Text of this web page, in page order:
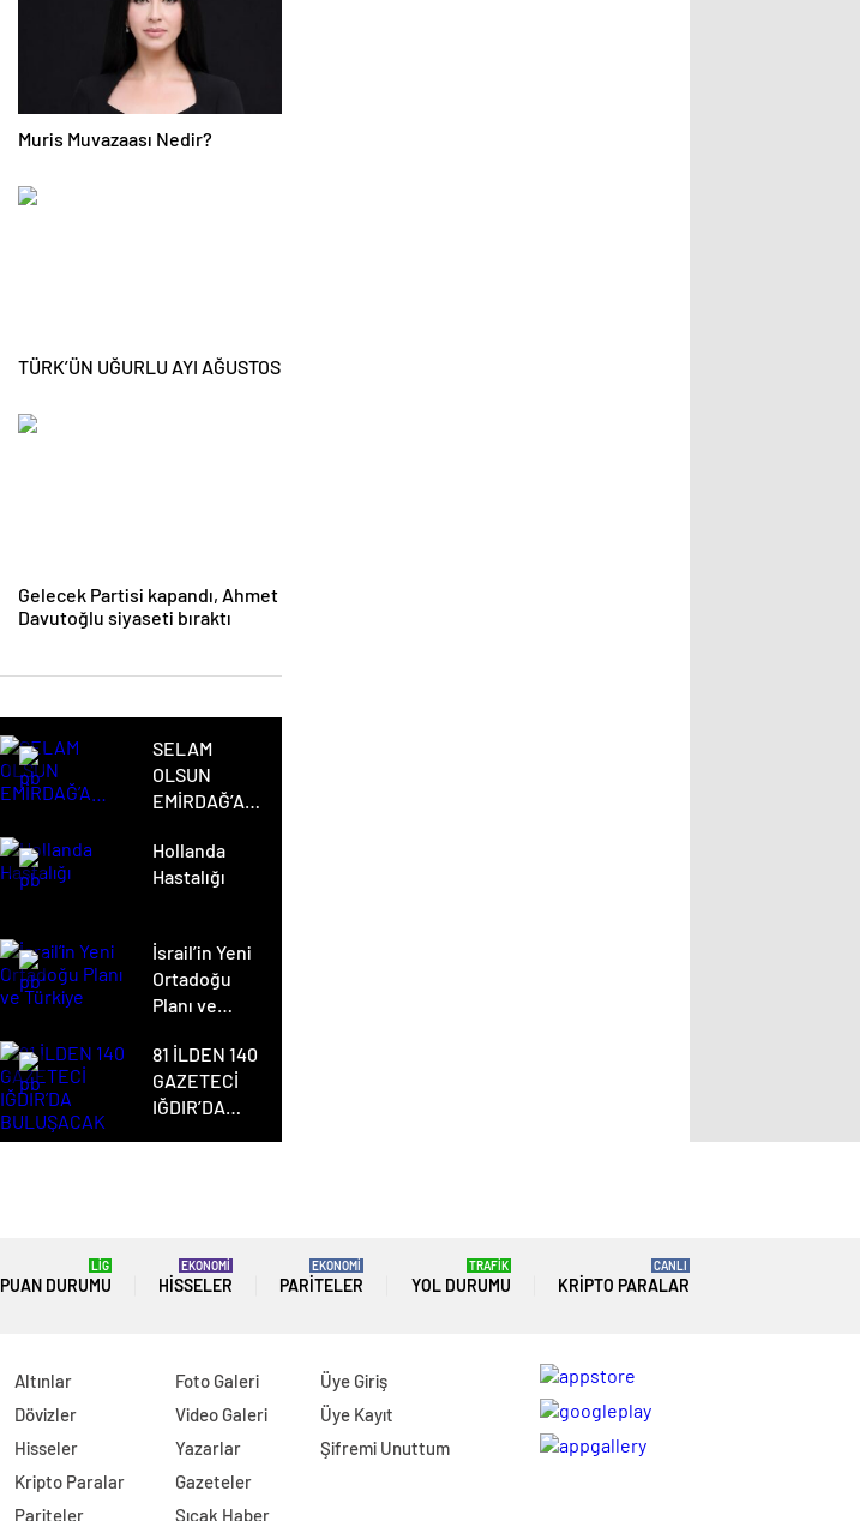
Muris Muvazaası Nedir?
TÜRK’ÜN UĞURLU AYI AĞUSTOS
Gelecek Partisi kapandı, Ahmet
Davutoğlu siyaseti bıraktı
SELAM
OLSUN
EMİRDAĞ’A…
Hollanda
Hastalığı
İsrail’in Yeni
Ortadoğu
Planı ve
81 İLDEN 140
GAZETECİ
IĞDIR’DA
PUAN DURUMU
LİG
HISSELER
EKONOMİ
PARITELER
EKONOMİ
YOL DURUMU
TRAFİK
KRIPTO PARALAR
CANLI
Altınlar
Dövizler
Hisseler
Kripto Paralar
Pariteler
Foto Galeri
Video Galeri
Yazarlar
Gazeteler
Sıcak Haber
Üye Giriş
Üye Kayıt
Şifremi Unuttum